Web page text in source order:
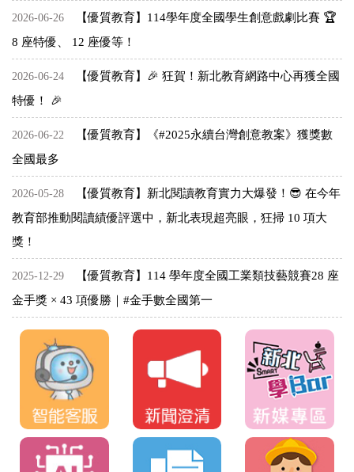
2026-06-26
【優質教育】114學年度全國學生創意戲劇比賽 🏆
8 座特優、 12 座優等！
2026-06-24
【優質教育】🎉 狂賀！新北教育網路中心再獲全國
特優！ 🎉
2026-06-22
【優質教育】《#2025永續台灣創意教案》獲獎數
全國最多
2026-05-28
【優質教育】新北閱讀教育實力大爆發！😎 在今年
教育部推動閱讀績優評選中，新北表現超亮眼，狂掃 10 項大
獎！
2025-12-29
【優質教育】114 學年度全國工業類技藝競賽28 座
金手獎 × 43 項優勝｜#金手數全國第一